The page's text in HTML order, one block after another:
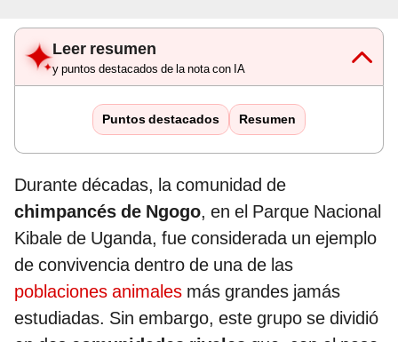
Leer resumen
y puntos destacados de la nota con IA
Puntos destacados Resumen
Durante décadas, la comunidad de
chimpancés de Ngogo, en el Parque Nacional
Kibale de Uganda, fue considerada un ejemplo
de convivencia dentro de una de las
poblaciones animales más grandes jamás
estudiadas. Sin embargo, este grupo se dividió